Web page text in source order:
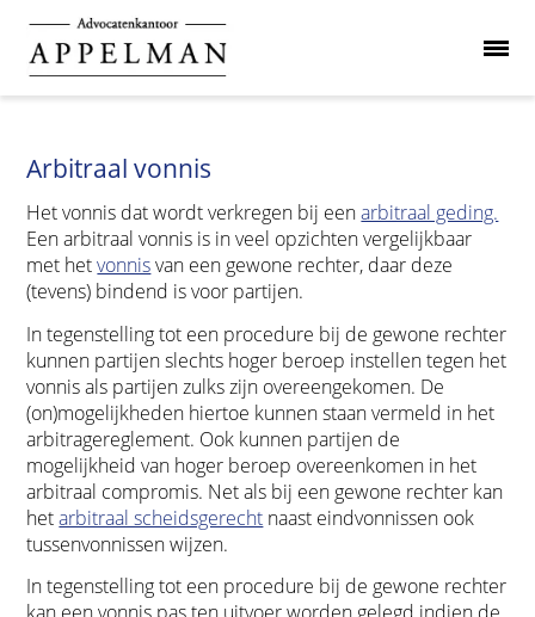
Arbitraal vonnis
Het vonnis dat wordt verkregen bij eenarbitraal geding.
Een arbitraal vonnis is in veel opzichten vergelijkbaar
met hetvonnisvan een gewone rechter, daar deze
(tevens) bindend is voor partijen.
In tegenstelling tot een procedure bij de gewone rechter
kunnen partijen slechts hoger beroep instellen tegen het
vonnis als partijen zulks zijn overeengekomen. De
(on)mogelijkheden hiertoe kunnen staan vermeld in het
arbitragereglement. Ook kunnen partijen de
mogelijkheid van hoger beroep overeenkomen in het
arbitraal compromis. Net als bij een gewone rechter kan
hetarbitraal scheidsgerecht naast eindvonnissen ook
tussenvonnissen wijzen.
In tegenstelling tot een procedure bij de gewone rechter